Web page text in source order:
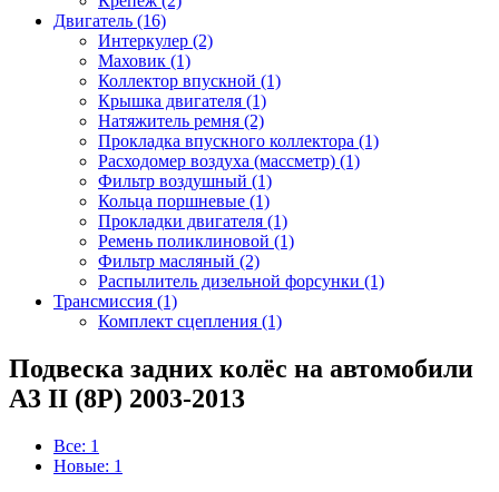
Двигатель (16)
Интеркулер (2)
Маховик (1)
Коллектор впускной (1)
Крышка двигателя (1)
Натяжитель ремня (2)
Прокладка впускного коллектора (1)
Расходомер воздуха (массметр) (1)
Фильтр воздушный (1)
Кольца поршневые (1)
Прокладки двигателя (1)
Ремень поликлиновой (1)
Фильтр масляный (2)
Распылитель дизельной форсунки (1)
Трансмиссия (1)
Комплект сцепления (1)
Подвеска задних колёс на автомобили
A3 II (8P) 2003-2013
Все: 1
Новые: 1